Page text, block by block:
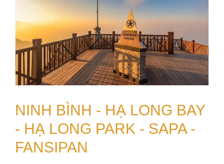
NINH BÌNH - HẠ LONG BAY
- HẠ LONG PARK - SAPA -
FANSIPAN